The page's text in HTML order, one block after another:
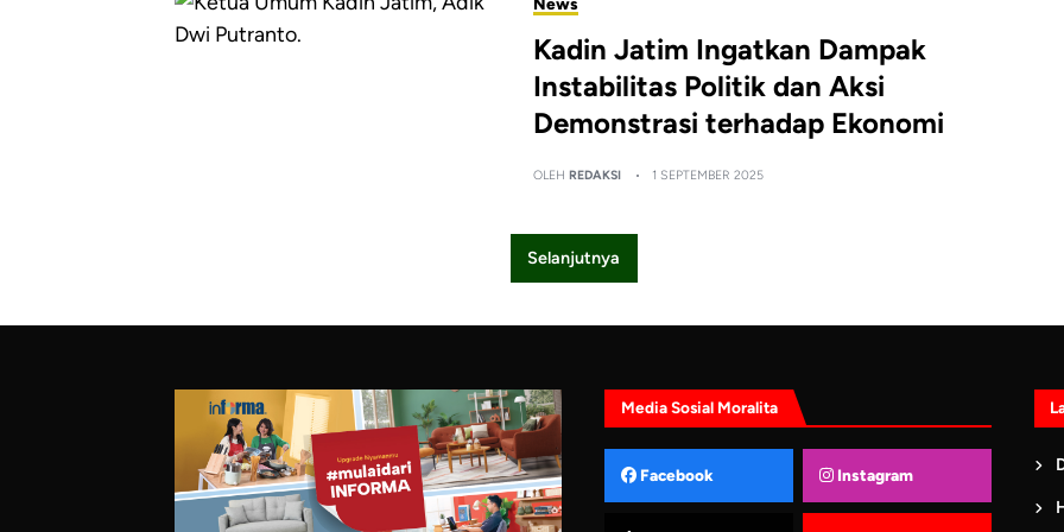
Kadin Jatim Ingatkan Dampak
Instabilitas Politik dan Aksi
Demonstrasi terhadap Ekonomi
OLEH REDAKSI 1 SEPTEMBER 2025
Selanjutnya
Media Sosial Moralita
Facebook Instagram